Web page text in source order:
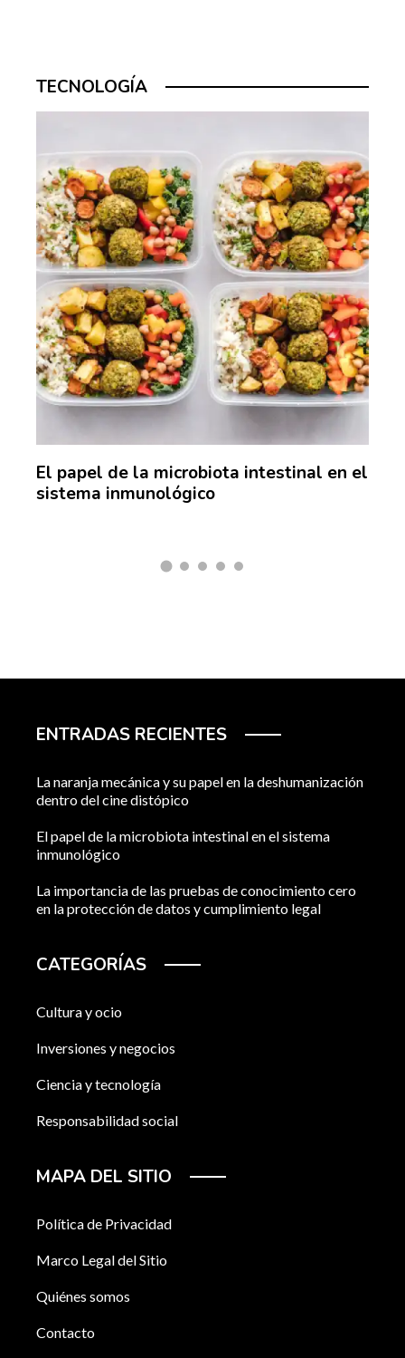
TECNOLOGÍA
El papel de la microbiota intestinal en el
sistema inmunológico
ENTRADAS RECIENTES
La naranja mecánica y su papel en la deshumanización
dentro del cine distópico
El papel de la microbiota intestinal en el sistema
inmunológico
La importancia de las pruebas de conocimiento cero
en la protección de datos y cumplimiento legal
CATEGORÍAS
Cultura y ocio
Inversiones y negocios
Ciencia y tecnología
Responsabilidad social
MAPA DEL SITIO
Política de Privacidad
Marco Legal del Sitio
Quiénes somos
Contacto